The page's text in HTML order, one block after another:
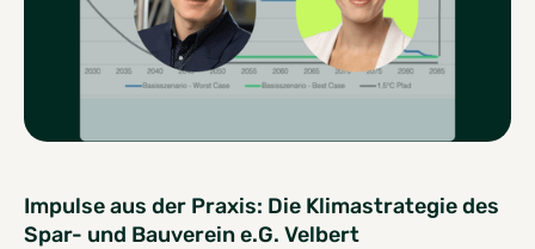
Impulse aus der Praxis: Die Klimastrategie des
Spar- und Bauverein e.G. Velbert